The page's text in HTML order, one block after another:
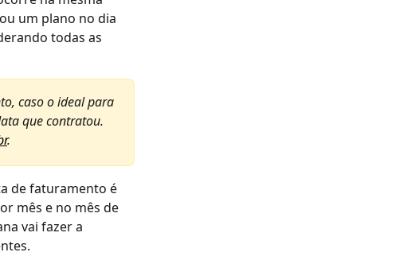
um plano no dia
todas as
caso o ideal para
que contratou.
.
de faturamento é
mês e no mês de
vai fazer a